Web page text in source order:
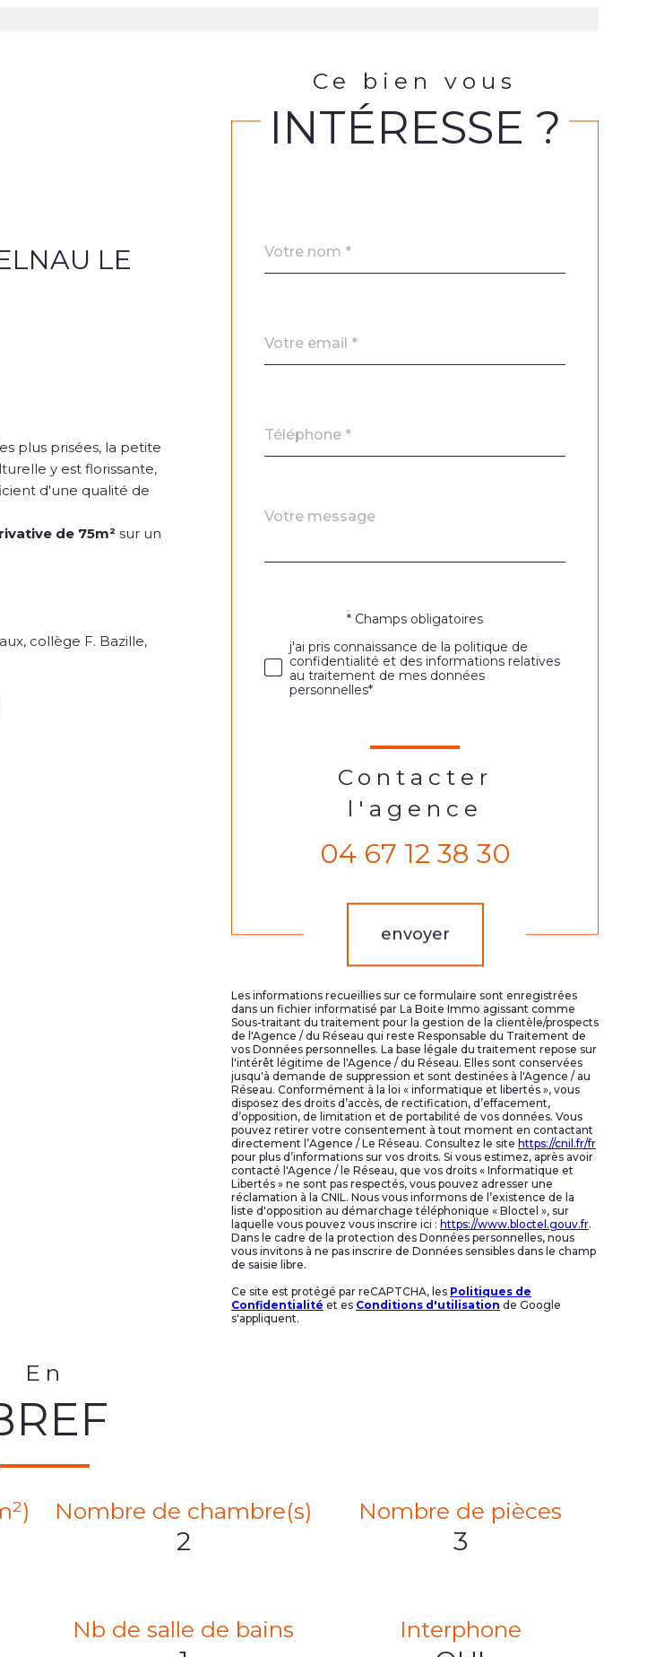
LE
plus prisées, la petite
y est florissante,
d'une qualité de
de 75m² sur un
collège F. Bazille,
Ce bien vous
INTÉRESSE ?
Fieldset
*
*
*
Fieldset
défaut
Message
Validation* Champs obligatoires
j'ai pris connaissance de la politique de
confidentialité et des informations relatives
au traitement de mes données
personnelles*
Contacter
l'agence
04 67 12 38 30
envoyer
Les informations recueillies sur ce formulaire sont enregistrées
dans un fichier informatisé par La Boite Immo agissant comme
Sous-traitant du traitement pour la gestion de la clientèle/prospects
de l'Agence / du Réseau qui reste Responsable du Traitement de
vos Données personnelles. La base légale du traitement repose sur
l'intérêt légitime de l'Agence / du Réseau. Elles sont conservées
jusqu'à demande de suppression et sont destinées à l'Agence / au
Réseau. Conformément à la loi « informatique et libertés », vous
disposez des droits d’accès, de rectification, d’effacement,
d’opposition, de limitation et de portabilité de vos données. Vous
pouvez retirer votre consentement à tout moment en contactant
directement l’Agence / Le Réseau. Consultez le site https://cnil.fr/fr
pour plus d’informations sur vos droits. Si vous estimez, après avoir
contacté l'Agence / le Réseau, que vos droits « Informatique et
Libertés » ne sont pas respectés, vous pouvez adresser une
réclamation à la CNIL. Nous vous informons de l’existence de la
liste d'opposition au démarchage téléphonique « Bloctel », sur
laquelle vous pouvez vous inscrire ici : https://www.bloctel.gouv.fr.
Dans le cadre de la protection des Données personnelles, nous
vous invitons à ne pas inscrire de Données sensibles dans le champ
de saisie libre.
Ce site est protégé par reCAPTCHA, les Politiques de
Confidentialité et es Conditions d'utilisation de Google
s'appliquent.
En
Nombre de chambre(s)
2
Nombre de pièces
3
Nb de salle de bains Interphone